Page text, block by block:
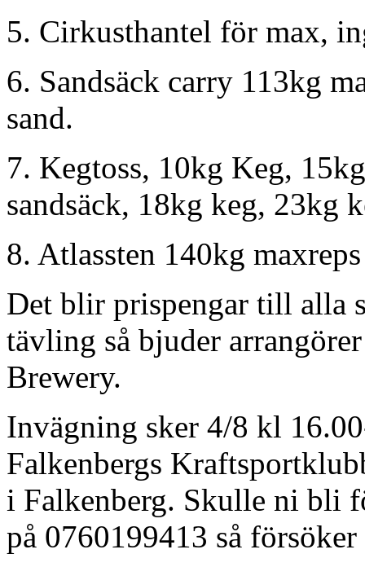
5. Cirkusthantel för max,
6. Sandsäck carry 113kg
sand.
7. Kegtoss, 10kg Keg,
sandsäck, 18kg keg, 23kg
8. Atlassten 140kg
Det blir prispengar till alla
tävling så bjuder
Brewery.
Invägning sker 4/8 kl
Falkenbergs
i Falkenberg. Skulle ni bli
på 0760199413 så